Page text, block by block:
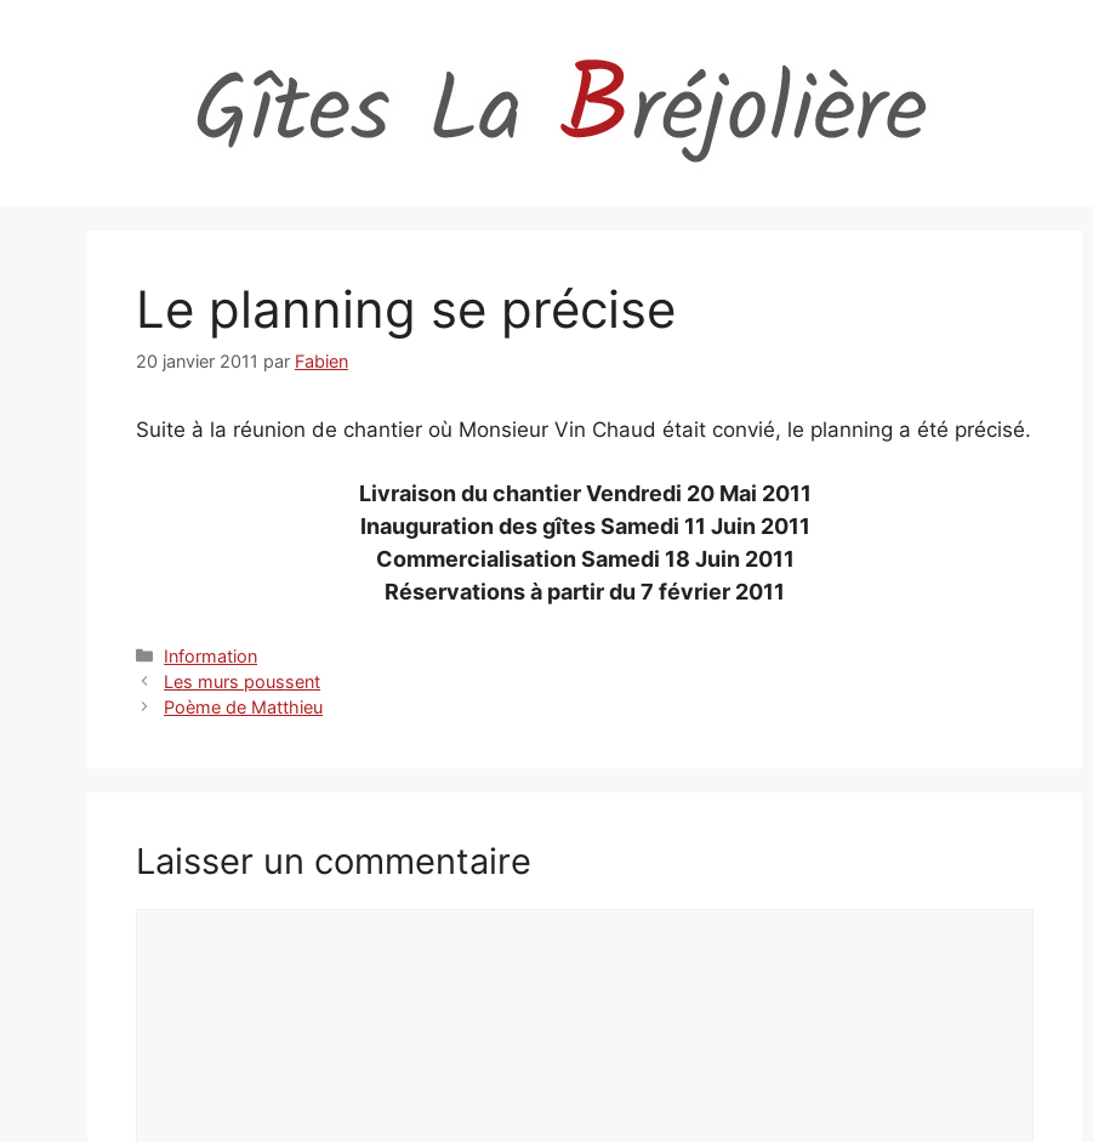
Le planning se précise
20 janvier 2011 par Fabien
Suite à la réunion de chantier où Monsieur Vin Chaud était convié, le planning a été précisé.
Livraison du chantier Vendredi 20 Mai 2011
Inauguration des gîtes Samedi 11 Juin 2011
Commercialisation Samedi 18 Juin 2011
Réservations à partir du 7 février 2011
Catégories
Information
Les murs poussent
Poème de Matthieu
Laisser un commentaire